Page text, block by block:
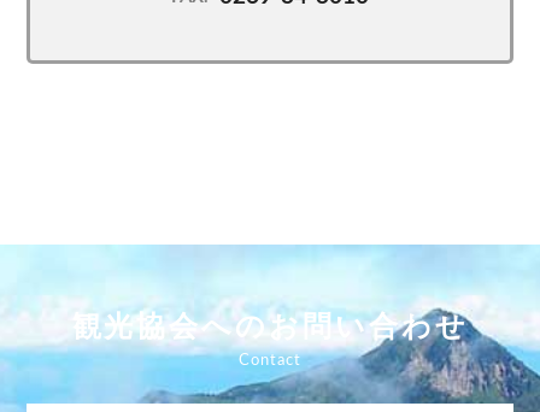
観光協会へのお問い合わせ